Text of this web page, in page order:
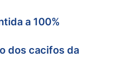
a 100%
dos cacifos da